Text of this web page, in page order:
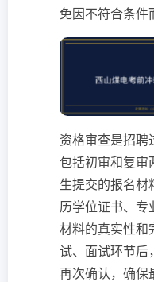
免因不符合条件
资格审查是招聘
包括初审和复审
生提交的报名材
历学位证书、专
材料的真实性和
试、面试环节后
再次确认，确保